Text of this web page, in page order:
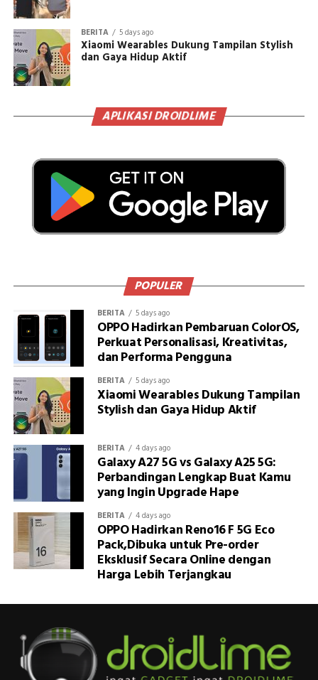
BERITA 5 days ago
Xiaomi Wearables Dukung Tampilan Stylish
dan Gaya Hidup Aktif
APLIKASI DROIDLIME
POPULER
BERITA 5 days ago
OPPO Hadirkan Pembaruan ColorOS,
Perkuat Personalisasi, Kreativitas,
dan Performa Pengguna
BERITA 5 days ago
Xiaomi Wearables Dukung Tampilan
Stylish dan Gaya Hidup Aktif
BERITA 4 days ago
Galaxy A27 5G vs Galaxy A25 5G:
Perbandingan Lengkap Buat Kamu
yang Ingin Upgrade Hape
BERITA 4 days ago
OPPO Hadirkan Reno16 F 5G Eco
Pack,Dibuka untuk Pre-order
Eksklusif Secara Online dengan
Harga Lebih Terjangkau